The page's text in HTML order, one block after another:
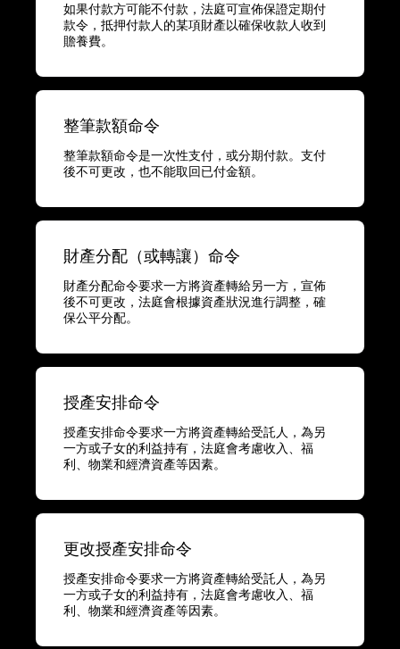
如果付款方可能不付款，法庭可宣佈保證定期付
款令，抵押付款人的某項財產以確保收款人收到
贍養費。
整筆款額命令
整筆款額命令是一次性支付，或分期付款。支付
後不可更改，也不能取回已付金額。
財產分配（或轉讓）命令
財產分配命令要求一方將資產轉給另一方，宣佈
後不可更改，法庭會根據資產狀況進行調整，確
保公平分配。
授產安排命令
授產安排命令要求一方將資產轉給受託人，為另
一方或子女的利益持有，法庭會考慮收入、福
利、物業和經濟資產等因素。
更改授產安排命令
授產安排命令要求一方將資產轉給受託人，為另
一方或子女的利益持有，法庭會考慮收入、福
利、物業和經濟資產等因素。